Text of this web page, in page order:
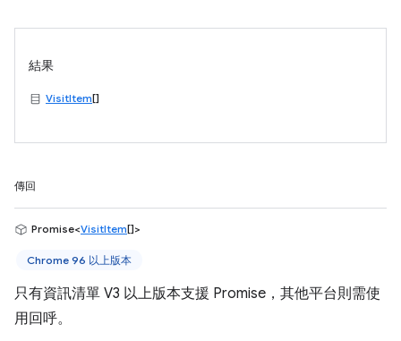
結果
VisitItem[]
傳回
Promise<VisitItem[]>
Chrome 96 以上版本
只有資訊清單 V3 以上版本支援 Promise，其他平台則需使
用回呼。